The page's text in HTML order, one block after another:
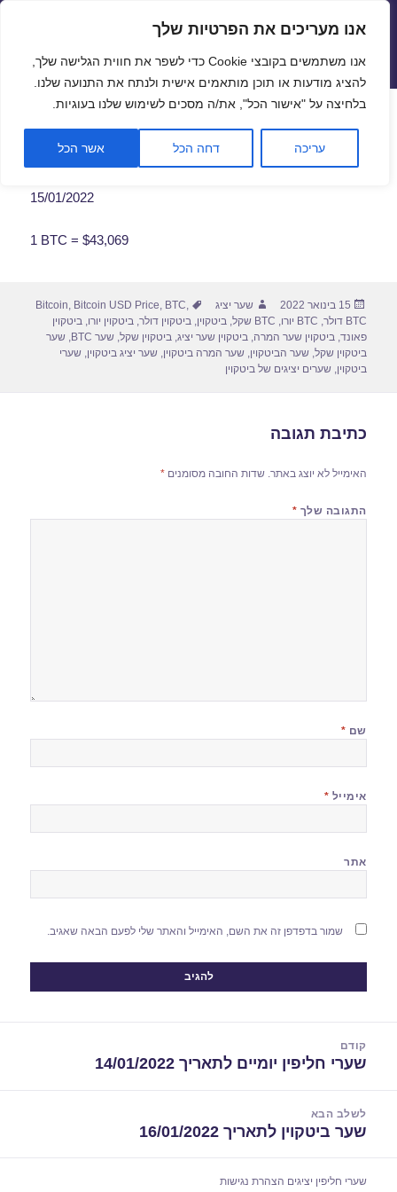
פתח
אנו מעריכים את הפרטיות שלך
אנו משתמשים בקובצי Cookie כדי לשפר את חווית הגלישה שלך,
להציג מודעות או תוכן מותאמים אישית ולנתח את התנועה שלנו.
בלחיצה על "אישור הכל", את/ה מסכים לשימוש שלנו בעוגיות.
עריכה דחה הכל אשר הכל
שערי חליפין יציגים – שער יציג
תפריטים
ווידג'טים
שער ביטקוין לתאריך 15/01/2022
15/01/2022
1 BTC = $43,069
פורסם
בתאריך
15 בינואר 2022 מחבר
שער יציג תגיות Bitcoin, Bitcoin USD Price, BTC,
BTC דולר
, BTC יורו , BTC שקל ,ביטקוין,ביטקוין דולר,ביטקוין יורו,ביטקוין
פאונד,ביטקוין שער המרה,ביטקוין שער יציג,ביטקוין שקל,שער BTC ,שער
ביטקוין שקל,שער הביטקוין,שער המרה ביטקוין,שער יציג ביטקוין,שערי
ביטקוין,שערים יציגים של ביטקוין
כתיבת תגובה
האימייל לא יוצג באתר. שדות החובה מסומנים*
התגובה שלך *
שם *
אימייל *
אתר
שמור בדפדפן זה את השם, האימייל והאתר שלי לפעם הבאה שאגיב.
קודם
הפוסט
שערי חליפין יומיים לתאריך 14/01/2022
לשלב הבא
הפוסט
שער ביטקוין לתאריך 16/01/2022
שערי חליפין יציגים הצהרת נגישות